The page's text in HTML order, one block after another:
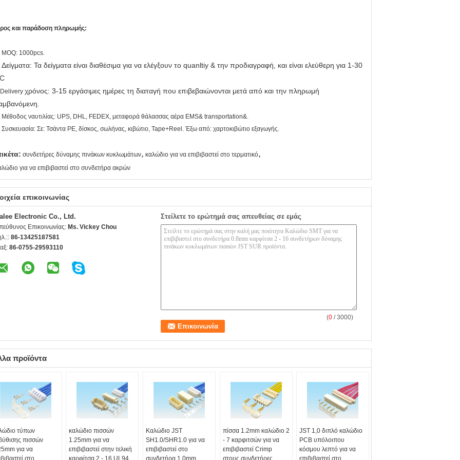
και παράδοση πληρωμής:
MOQ: 1000pcs.
Δείγματα: Τα δείγματα είναι διαθέσιμα για να ελέγξουν το quanltiy & την προδιαγραφή, και είναι ελεύθερη για 1-30
χρόνος: 3-15 εργάσιμες ημέρες τη διαταγή που επιβεβαιώνονται μετά από και την πληρωμή
.
Μέθοδος ναυτιλίας: UPS, DHL, FEDEX, μεταφορά θάλασσας αέρα EMS& transportation&.
Συσκευασία: Σε: Τσάντα PE, δίσκος, σωλήνας, κιβώτιο, Tape+Reel. Έξω από: χαρτοκιβώτιο εξαγωγής.
συνδετήρες δύναμης πινάκων κυκλωμάτων, καλώδιο για να επιβιβαστεί στο τερματικό,
για να επιβιβαστεί στο συνδετήρα ακρών
επικοινωνίας
Electronic Co., Ltd.
Επικοινωνίας: Ms. Vickey Chou
86-13425187581
86-0755-29593110
Στείλετε το ερώτημά σας απευθείας σε εμάς
(0 / 3000)
προϊόντα
τύπων
πισσών
για να
στο
καλώδιο πισσών
1.25mm για να
επιβιβαστεί στην τελική
καρφίτσα 2 - 16 UL94
Καλώδιο JST
SH1.0/SHR1.0 για να
επιβιβαστεί στο
συνδετήρα 1.0mm
πίσσα 1.2mm καλώδιο 2
- 7 καρφιτσών για να
επιβιβαστεί Crimp
στους συνδετήρες
JST 1,0 διπλό καλώδιο
PCB υπόλοιπου
κόσμου λεπτό για να
επιβιβαστεί στο